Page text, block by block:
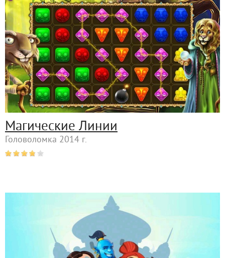
Магические Линии
Головоломка 2014 г.